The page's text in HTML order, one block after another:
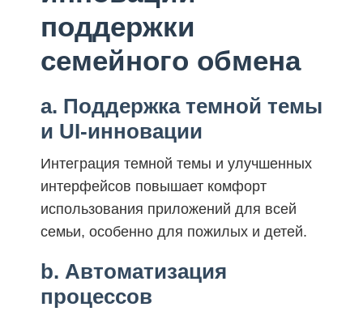
поддержки
семейного обмена
a. Поддержка темной темы
и UI-инновации
Интеграция темной темы и улучшенных
интерфейсов повышает комфорт
использования приложений для всей
семьи, особенно для пожилых и детей.
b. Автоматизация
процессов